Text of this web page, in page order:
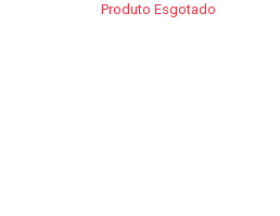
Produto Esgotado